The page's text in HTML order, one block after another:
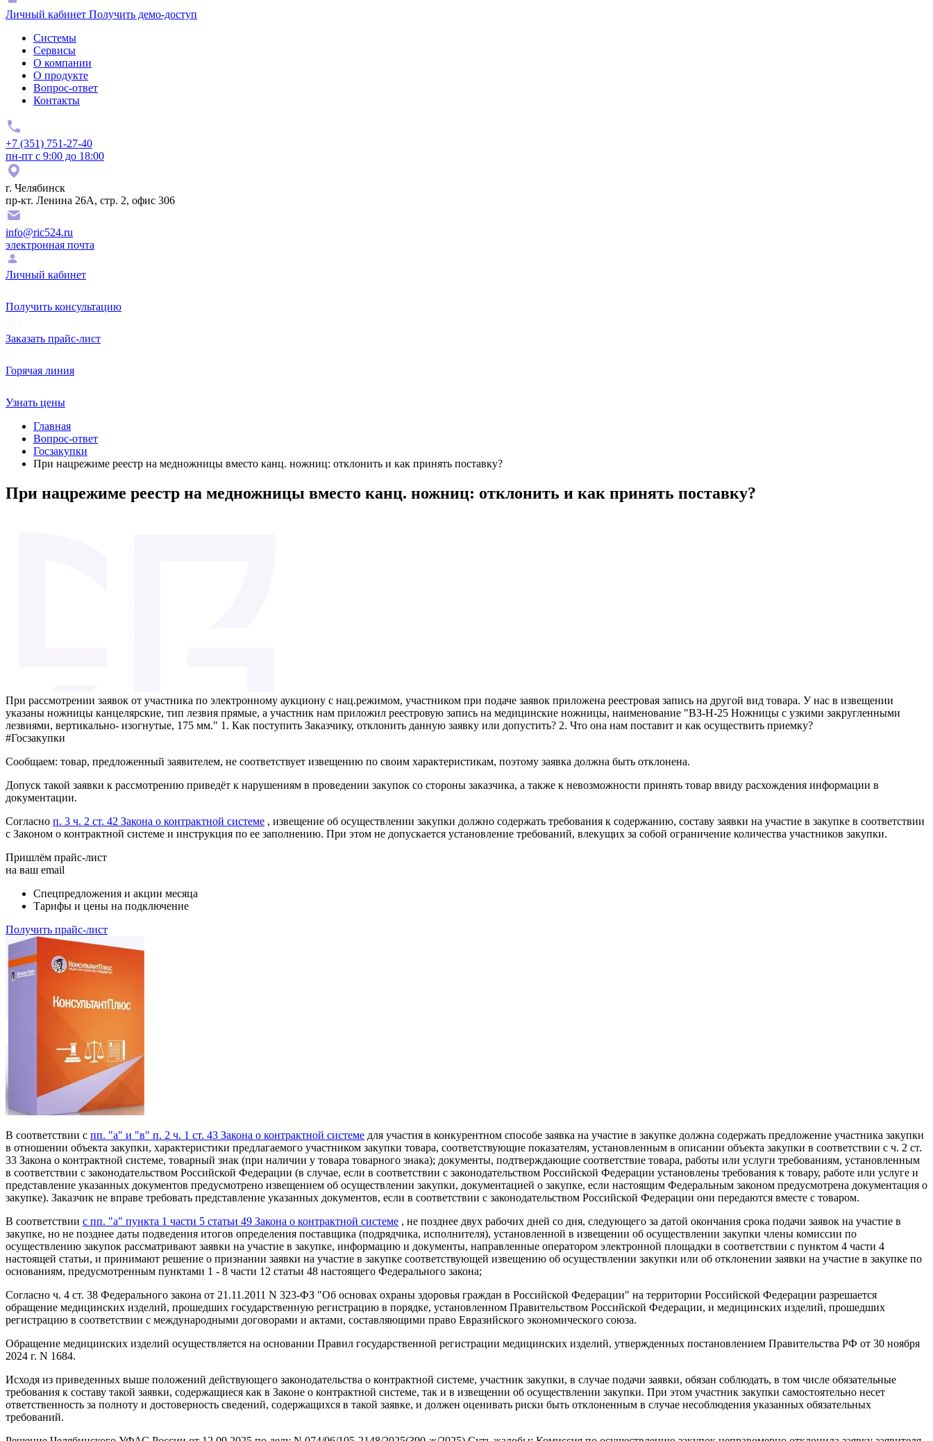
Личный кабинет Получить демо-доступ
Системы
Сервисы
О компании
О продукте
Вопрос-ответ
Контакты
+7 (351) 751-27-40
пн-пт с 9:00 до 18:00
г. Челябинск
пр-кт. Ленина 26А, стр. 2, офис 306
info@ric524.ru
электронная почта
Личный кабинет
Получить консультацию
Заказать прайс-лист
Горячая линия
Узнать цены
Главная
Вопрос-ответ
Госзакупки
При нацрежиме реестр на медножницы вместо канц. ножниц: отклонить и как принять поставку?
При нацрежиме реестр на медножницы вместо канц. ножниц: отклонить и как принять поставку?
При рассмотрении заявок от участника по электронному аукциону с нац.режимом, участником при подаче заявок приложена реестровая запись на другой вид товара. У нас в извещении
указаны ножницы канцелярские, тип лезвия прямые, а участник нам приложил реестровую запись на медицинские ножницы, наименование "ВЗ-Н-25 Ножницы с узкими закругленными
лезвиями, вертикально- изогнутые, 175 мм." 1. Как поступить Заказчику, отклонить данную заявку или допустить? 2. Что она нам поставит и как осуществить приемку?
#Госзакупки
Сообщаем: товар, предложенный заявителем, не соответствует извещению по своим характеристикам, поэтому заявка должна быть отклонена.
Допуск такой заявки к рассмотрению приведёт к нарушениям в проведении закупок со стороны заказчика, а также к невозможности принять товар ввиду расхождения информации в
документации.
Согласно п. 3 ч. 2 ст. 42 Закона о контрактной системе , извещение об осуществлении закупки должно содержать требования к содержанию, составу заявки на участие в закупке в соответствии
с Законом о контрактной системе и инструкция по ее заполнению. При этом не допускается установление требований, влекущих за собой ограничение количества участников закупки.
Пришлём прайс-лист
на ваш email
Спецпредложения и акции месяца
Тарифы и цены на подключение
Получить прайс-лист
В соответствии с пп. "а" и "в" п. 2 ч. 1 ст. 43 Закона о контрактной системе для участия в конкурентном способе заявка на участие в закупке должна содержать предложение участника закупки
в отношении объекта закупки, характеристики предлагаемого участником закупки товара, соответствующие показателям, установленным в описании объекта закупки в соответствии с ч. 2 ст.
33 Закона о контрактной системе, товарный знак (при наличии у товара товарного знака); документы, подтверждающие соответствие товара, работы или услуги требованиям, установленным
в соответствии с законодательством Российской Федерации (в случае, если в соответствии с законодательством Российской Федерации установлены требования к товару, работе или услуге и
представление указанных документов предусмотрено извещением об осуществлении закупки, документацией о закупке, если настоящим Федеральным законом предусмотрена документация о
закупке). Заказчик не вправе требовать представление указанных документов, если в соответствии с законодательством Российской Федерации они передаются вместе с товаром.
В соответствии с пп. "а" пункта 1 части 5 статьи 49 Закона о контрактной системе , не позднее двух рабочих дней со дня, следующего за датой окончания срока подачи заявок на участие в
закупке, но не позднее даты подведения итогов определения поставщика (подрядчика, исполнителя), установленной в извещении об осуществлении закупки члены комиссии по
осуществлению закупок рассматривают заявки на участие в закупке, информацию и документы, направленные оператором электронной площадки в соответствии с пунктом 4 части 4
настоящей статьи, и принимают решение о признании заявки на участие в закупке соответствующей извещению об осуществлении закупки или об отклонении заявки на участие в закупке по
основаниям, предусмотренным пунктами 1 - 8 части 12 статьи 48 настоящего Федерального закона;
Согласно ч. 4 ст. 38 Федерального закона от 21.11.2011 N 323-ФЗ "Об основах охраны здоровья граждан в Российской Федерации" на территории Российской Федерации разрешается
обращение медицинских изделий, прошедших государственную регистрацию в порядке, установленном Правительством Российской Федерации, и медицинских изделий, прошедших
регистрацию в соответствии с международными договорами и актами, составляющими право Евразийского экономического союза.
Обращение медицинских изделий осуществляется на основании Правил государственной регистрации медицинских изделий, утвержденных постановлением Правительства РФ от 30 ноября
2024 г. N 1684.
Исходя из приведенных выше положений действующего законодательства о контрактной системе, участник закупки, в случае подачи заявки, обязан соблюдать, в том числе обязательные
требования к составу такой заявки, содержащиеся как в Законе о контрактной системе, так и в извещении об осуществлении закупки. При этом участник закупки самостоятельно несет
ответственность за полноту и достоверность сведений, содержащихся в такой заявке, и должен оценивать риски быть отклоненным в случае несоблюдения указанных обязательных
требований.